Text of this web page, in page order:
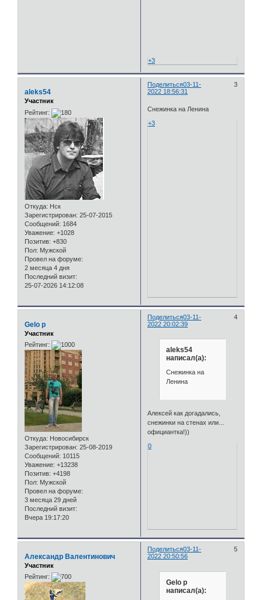
+3
Поделиться 3
03-11-
2022 18:56:31
aleks54
Участник
Рейтинг:
Откуда: Нск
Зарегистрирован: 25-07-2015
Сообщений: 1684
Уважение: +1028
Позитив: +830
Пол: Мужской
Провел на форуме:
2 месяца 4 дня
Последний визит:
25-07-2026 14:12:08
Снежинка на Ленина
+3
Поделиться 4
03-11-
2022 20:02:39
Gelo p
Участник
Рейтинг:
Откуда: Новосибирск
Зарегистрирован: 25-08-2019
Сообщений: 10115
Уважение: +13238
Позитив: +4198
Пол: Мужской
Провел на форуме:
3 месяца 29 дней
Последний визит:
Вчера 19:17:20
aleks54
написал(а):
Снежинка на
Ленина
Алексей как догадались,
снежинки на стенах или...
официантка!))
0
Поделиться 5
03-11-
2022 20:50:56
Александр Валентинович
Участник
Рейтинг:
Gelo p
написал(а):